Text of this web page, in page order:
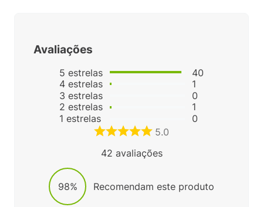
Avaliações
5 estrelas
4 estrelas
3 estrelas
2 estrelas
1 estrelas
40
1
0
1
0
5.0
42 avaliações
98% Recomendam este produto